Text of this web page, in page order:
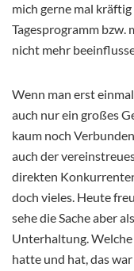
mich gerne mal
Tagesprogramm bzw.
nicht mehr
Wenn man erst
auch nur ein großes
kaum noch
auch der
direkten
doch vieles. Heute
sehe die Sache aber
Unterhaltung.
hatte und hat, das